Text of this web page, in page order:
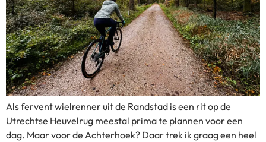
Als fervent wielrenner uit de Randstad is een rit op de
Utrechtse Heuvelrug meestal prima te plannen voor een
dag. Maar voor de Achterhoek? Daar trek ik graag een heel